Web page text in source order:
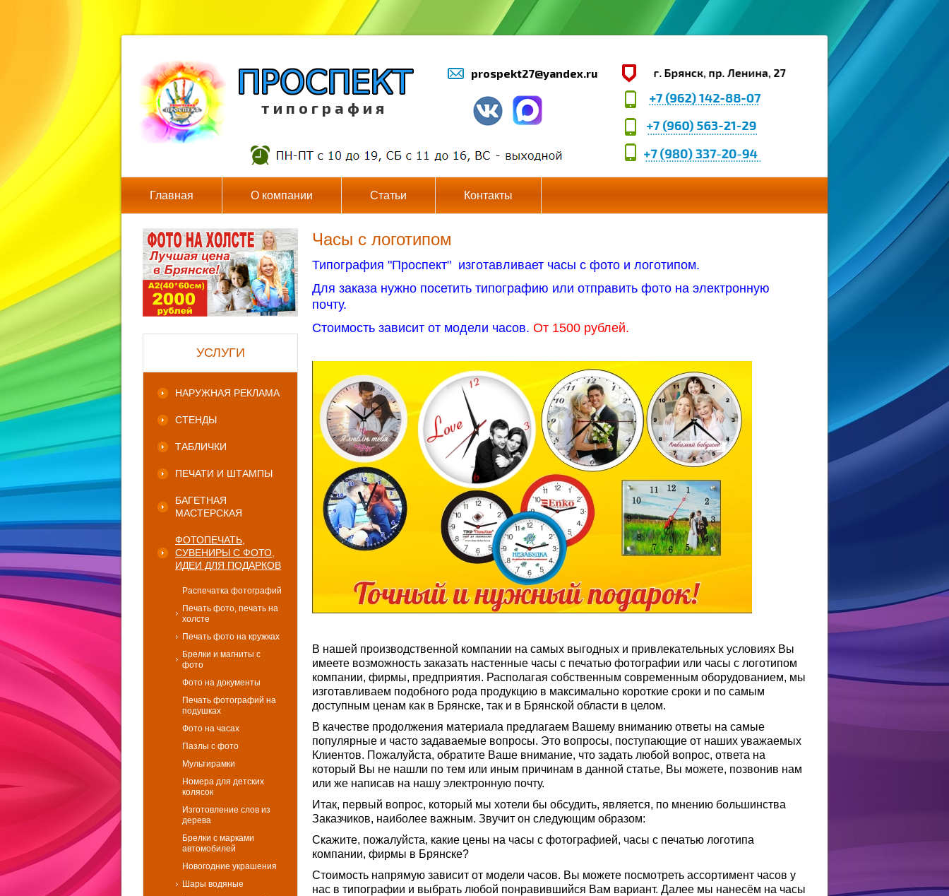
т и п о г р а ф и я
prospekt27@yandex.ru
Главная О компании Статьи Контакты
УСЛУГИ
НАРУЖНАЯ РЕКЛАМА
СТЕНДЫ
ТАБЛИЧКИ
ПЕЧАТИ И ШТАМПЫ
БАГЕТНАЯ
МАСТЕРСКАЯ
ФОТОПЕЧАТЬ,
СУВЕНИРЫ С ФОТО,
ИДЕИ ДЛЯ ПОДАРКОВ
Распечатка фотографий
Печать фото, печать на
холсте
Печать фото на кружках
Брелки и магниты с
фото
Фото на документы
Печать фотографий на
подушках
Фото на часах
Пазлы с фото
Мультирамки
Номера для детских
колясок
Изготовление слов из
дерева
Брелки с марками
автомобилей
Новогодние украшения
Шары водяные
Часы с логотипом
Типография "Проспект" изготавливает часы с фото и логотипом.
Для заказа нужно посетить типографию или отправить фото на электронную
почту.
Стоимость зависит от модели часов. От 1500 рублей.
В нашей производственной компании на самых выгодных и привлекательных условиях Вы
имеете возможность заказать настенные часы с печатью фотографии или часы с логотипом
компании, фирмы, предприятия. Располагая собственным современным оборудованием, мы
изготавливаем подобного рода продукцию в максимально короткие сроки и по самым
доступным ценам как в Брянске, так и в Брянской области в целом.
В качестве продолжения материала предлагаем Вашему вниманию ответы на самые
популярные и часто задаваемые вопросы. Это вопросы, поступающие от наших уважаемых
Клиентов. Пожалуйста, обратите Ваше внимание, что задать любой вопрос, ответа на
который Вы не нашли по тем или иным причинам в данной статье, Вы можете, позвонив нам
или же написав на нашу электронную почту.
Итак, первый вопрос, который мы хотели бы обсудить, является, по мнению большинства
Заказчиков, наиболее важным. Звучит он следующим образом:
Скажите, пожалуйста, какие цены на часы с фотографией, часы с печатью логотипа
компании, фирмы в Брянске?
Стоимость напрямую зависит от модели часов. Вы можете посмотреть ассортимент часов у
нас в типографии и выбрать любой понравившийся Вам вариант. Далее мы нанесём на часы